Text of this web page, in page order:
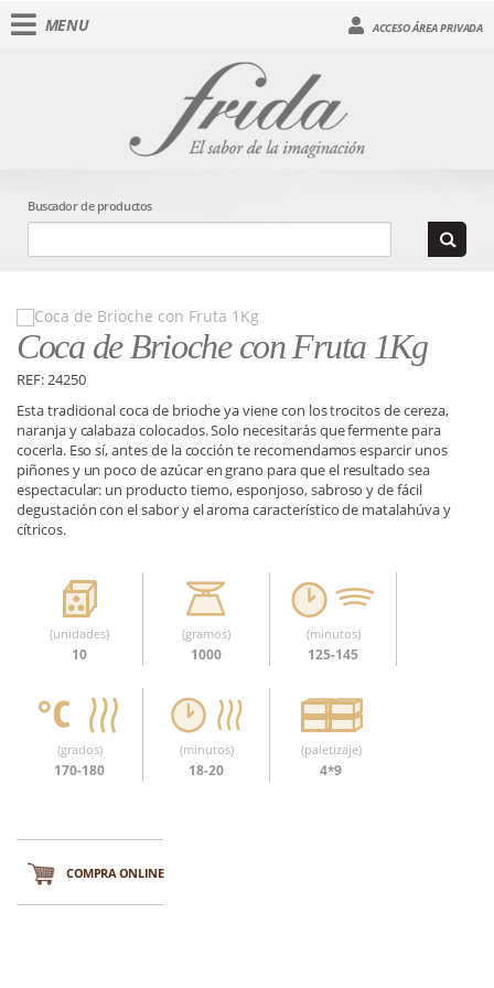
MENU ACCESO ÁREA PRIVADA
Buscador de productos
Coca de Brioche con Fruta 1Kg
REF: 24250
Esta tradicional coca de brioche ya viene con los trocitos de cereza,
naranja y calabaza colocados. Solo necesitarás que fermente para
cocerla. Eso sí, antes de la cocción te recomendamos esparcir unos
piñones y un poco de azúcar en grano para que el resultado sea
espectacular: un producto tierno, esponjoso, sabroso y de fácil
degustación con el sabor y el aroma característico de matalahúva y
cítricos.
(unidades)
10
(gramos)
1000
(minutos)
125-145
(grados)
170-180
(minutos)
18-20
(paletizaje)
4*9
COMPRA ONLINE